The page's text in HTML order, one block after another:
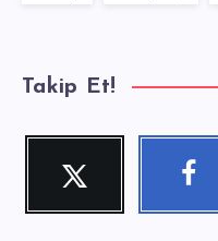
Takip Et!
Twitter